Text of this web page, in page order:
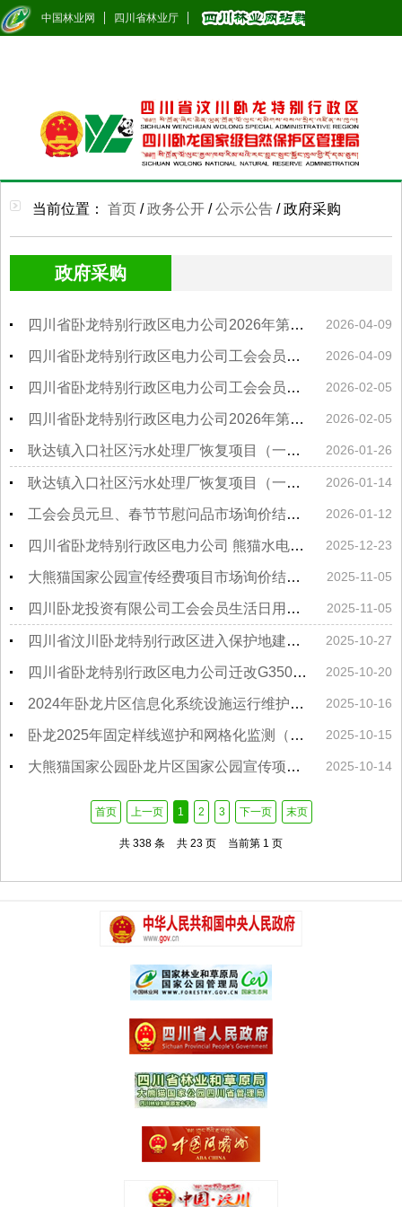
中国林业网 四川省林业厅
当前位置： 首页 /政务公开 /公示公告 /政府采购
政府采购
2026-04-09
四川省卧龙特别行政区电力公司2026年第二季度劳保用品市场询价结果公告
2026-04-09
四川省卧龙特别行政区电力公司工会会员生活日用品（消费券）及清明节慰问品市场询价结果公告
2026-02-05
四川省卧龙特别行政区电力公司工会会员元旦、春节慰问品市场询价结果公告
2026-02-05
四川省卧龙特别行政区电力公司2026年第一季度劳保用品市场询价结果公告
2026-01-26
耿达镇入口社区污水处理厂恢复项目（一期）水生生物多样性评估调查、陆生生物多样性评估调查竞争性磋商结果公告
2026-01-14
耿达镇入口社区污水处理厂恢复项目（一期）水生生物多样性评估调查、陆生生物多样性评估调查竞争性磋商公告
2026-01-12
工会会员元旦、春节节慰问品市场询价结果公告
2025-12-23
四川省卧龙特别行政区电力公司 熊猫水电站大坝右岸（冲沙闸址、取水口段、灌浆洞外）地面硬化砼浇筑项目竞争性谈判公告
2025-11-05
大熊猫国家公园宣传经费项目市场询价结果公告
2025-11-05
四川卧龙投资有限公司工会会员生活日用品（消费券）市场询价结果公告
2025-10-27
四川省汶川卧龙特别行政区进入保护地建设项目占用林地、草地的合法性和面积核查项目竞争性磋商公告
2025-10-20
四川省卧龙特别行政区电力公司迁改G350卧龙镇白杨坪段电力电缆等采购材料市场询价结果公告
2025-10-16
2024年卧龙片区信息化系统设施运行维护更新项目-卧龙私有云搭建服务竞争性谈判结果公告
2025-10-15
卧龙2025年固定样线巡护和网格化监测（皮条河大熊猫生态廊道监测）竞争性磋商结果公告
2025-10-14
大熊猫国家公园卧龙片区国家公园宣传项目竞争性谈判结果公告
首页 上一页 1 2 3 下一页 末页
共 338 条 共 23 页 当前第 1 页